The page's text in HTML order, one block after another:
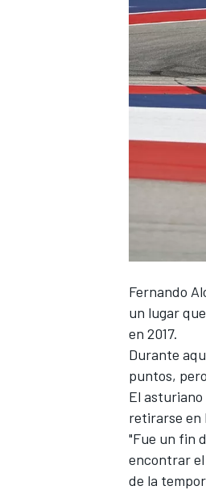
Fernando
un lugar
en 2017.
Durante
puntos,
El
retirarse en
"Fue un fin
encontrar
de la